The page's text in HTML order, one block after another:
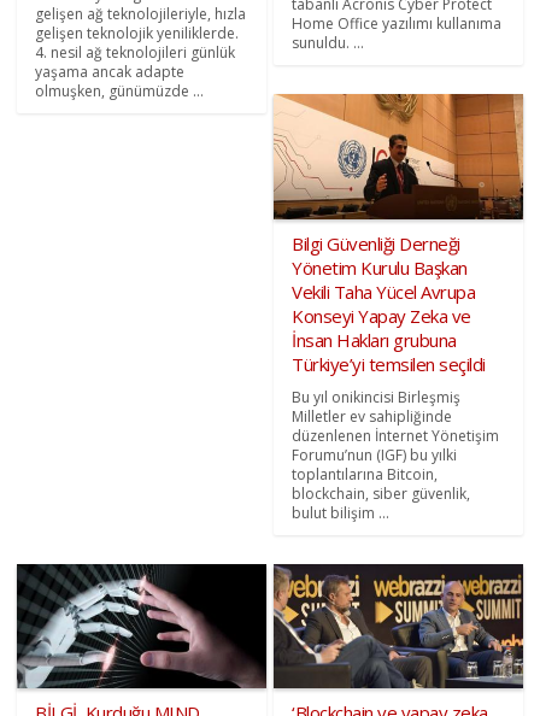
gelişen ağ teknolojileriyle, hızla
gelişen teknolojik yeniliklerde.
4. nesil ağ teknolojileri günlük
yaşama ancak adapte
olmuşken, günümüzde ...
tabanlı Acronis Cyber Protect
Home Office yazılımı kullanıma
sunuldu. ...
Bilgi Güvenliği Derneği
Yönetim Kurulu Başkan
Vekili Taha Yücel Avrupa
Konseyi Yapay Zeka ve
İnsan Hakları grubuna
Türkiye’yi temsilen seçildi
Bu yıl onikincisi Birleşmiş
Milletler ev sahipliğinde
düzenlenen İnternet Yönetişim
Forumu’nun (IGF) bu yılki
toplantılarına Bitcoin,
blockchain, siber güvenlik,
bulut bilişim ...